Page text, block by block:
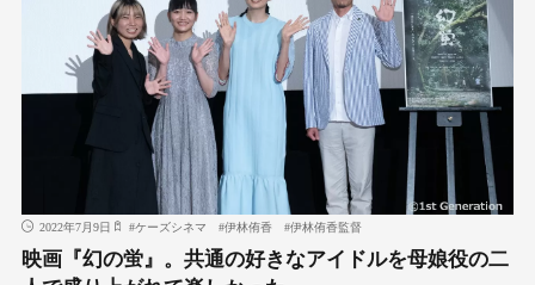
2022年7月9日 #ケーズシネマ #伊林侑香 #伊林侑香監督
映画『幻の蛍』。共通の好きなアイドルを母娘役の二